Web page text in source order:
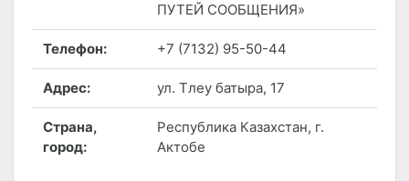
ПУТЕЙ СООБЩЕНИЯ»
Телефон: +7 (7132) 95-50-44
Адрес: ул. Тлеу батыра, 17
Страна,
город:
Республика Казахстан, г.
Актобе